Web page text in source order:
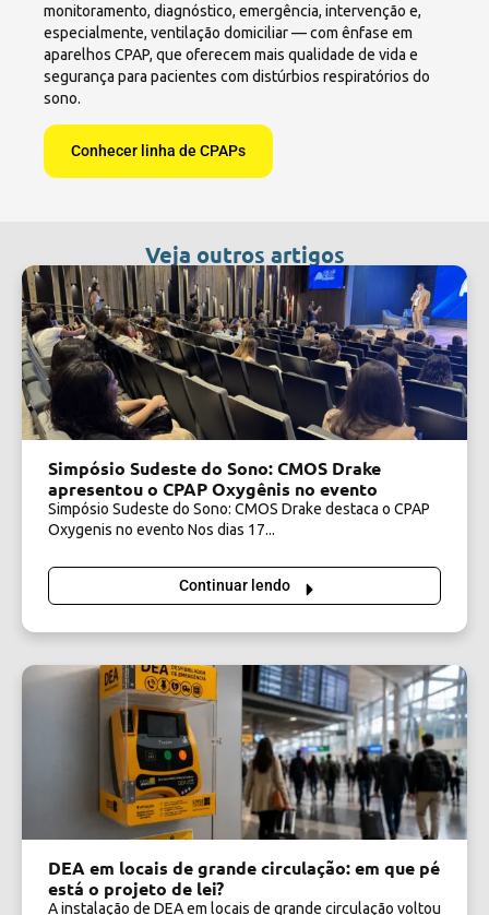
monitoramento, diagnóstico, emergência, intervenção e,
especialmente, ventilação domiciliar — com ênfase em
aparelhos CPAP, que oferecem mais qualidade de vida e
segurança para pacientes com distúrbios respiratórios do
sono.
Conhecer linha de CPAPs
Veja outros artigos
Simpósio Sudeste do Sono: CMOS Drake
apresentou o CPAP Oxygênis no evento
Simpósio Sudeste do Sono: CMOS Drake destaca o CPAP
Oxygenis no evento Nos dias 17...
Continuar lendo
DEA em locais de grande circulação: em que pé
está o projeto de lei?
A instalação de DEA em locais de grande circulação voltou